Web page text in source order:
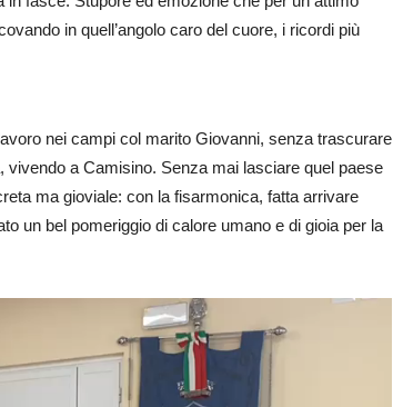
in quell’angolo caro del cuore, i ricordi più
nei campi col marito Giovanni, senza trascurare
a Camisino. Senza mai lasciare quel paese
ma gioviale: con la fisarmonica, fatta arrivare
un bel pomeriggio di calore umano e di gioia per la